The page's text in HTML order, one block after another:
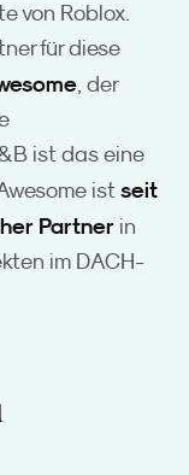
von Roblox.
für diese
, der
ist das eine
ist seit
Partner in
im DACH-